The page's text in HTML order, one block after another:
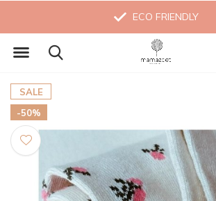
ECO FRIENDLY
SALE
-50%